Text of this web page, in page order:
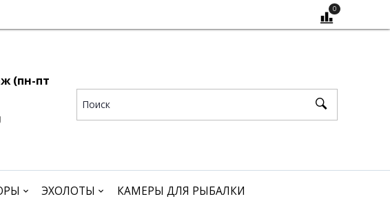
0
(пн-пт
ЭХОЛОТЫ
КАМЕРЫ ДЛЯ РЫБАЛКИ